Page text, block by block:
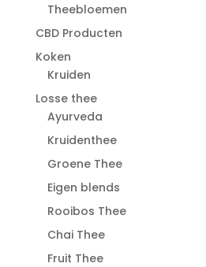
Theebloemen
CBD Producten
Koken
Kruiden
Losse thee
Ayurveda
Kruidenthee
Groene Thee
Eigen blends
Rooibos Thee
Chai Thee
Fruit Thee